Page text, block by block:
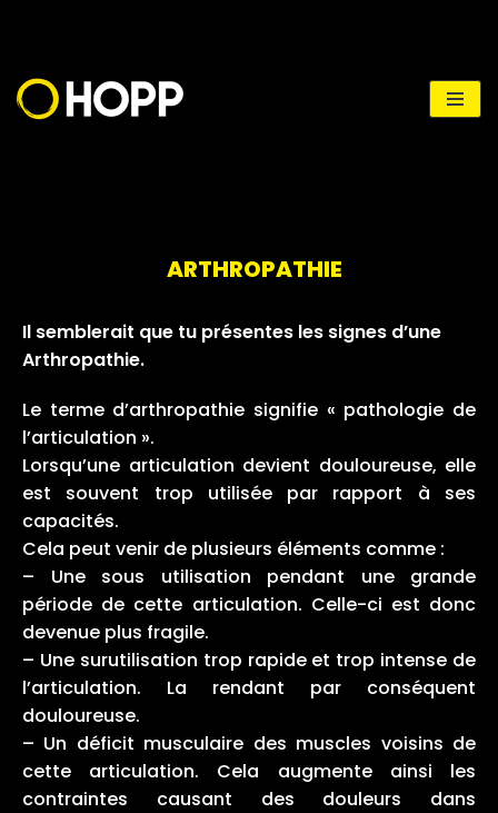
au
contenu
ARTHROPATHIE
Il semblerait que tu présentes les signes d’une
Arthropathie.
Le terme d’arthropathie signifie « pathologie de
l’articulation ».
Lorsqu’une articulation devient douloureuse, elle
est souvent trop utilisée par rapport à ses
capacités.
Cela peut venir de plusieurs éléments comme :
– Une sous utilisation pendant une grande
période de cette articulation. Celle-ci est donc
devenue plus fragile.
– Une surutilisation trop rapide et trop intense de
l’articulation. La rendant par conséquent
douloureuse.
– Un déficit musculaire des muscles voisins de
cette articulation. Cela augmente ainsi les
contraintes causant des douleurs dans